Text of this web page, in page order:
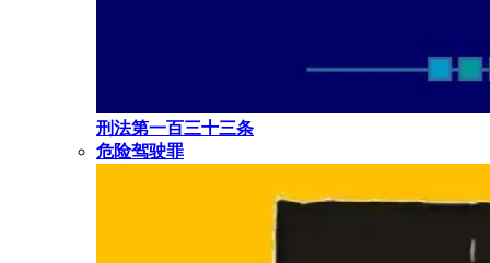
刑法第一百三十三条
危险驾驶罪